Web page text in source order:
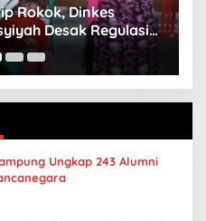
Rokok, Dinkes
Desak Regulasi
Ungkap 243 Alumni